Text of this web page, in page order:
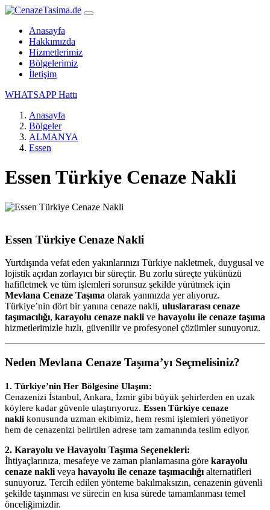
Anasayfa
Hakkımızda
Hizmetlerimiz
Bölgelerimiz
İletişim
WHATSAPP Hattı
Anasayfa
Bölgeler
ALMANYA
Essen
Essen Türkiye Cenaze Nakli
Essen Türkiye Cenaze Nakli
Yurtdışında vefat eden yakınlarınızı Türkiye nakletmek, duygusal ve
lojistik açıdan zorlayıcı bir süreçtir. Bu zorlu süreçte yükünüzü
hafifletmek ve tüm işlemleri sorunsuz şekilde yürütmek için
Mevlana Cenaze Taşıma olarak yanınızda yer alıyoruz.
Türkiye’nin dört bir yanına cenaze nakli, uluslararası cenaze
taşımacılığı, karayolu cenaze nakli ve havayolu ile cenaze taşıma
hizmetlerimizle hızlı, güvenilir ve profesyonel çözümler sunuyoruz.
Neden Mevlana Cenaze Taşıma’yı Seçmelisiniz?
1. Türkiye’nin Her Bölgesine Ulaşım:
Cenazenizi İstanbul, Ankara, İzmir gibi büyük şehirlerden en uzak
köylere kadar güvenle ulaştırıyoruz. Essen Türkiye cenaze
nakli konusunda uzman ekibimiz, hem resmi işlemleri yönetiyor
hem de cenazenizi belirtilen adrese tam zamanında teslim ediyor.
2. Karayolu ve Havayolu Taşıma Seçenekleri:
İhtiyaçlarınıza, mesafeye ve zaman planlamasına göre karayolu
cenaze nakli veya havayolu ile cenaze taşımacılığı alternatifleri
sunuyoruz. Tercih edilen yönteme bakılmaksızın, cenazenin güvenli
şekilde taşınması ve sürecin en kısa sürede tamamlanması temel
önceliğimizdir.